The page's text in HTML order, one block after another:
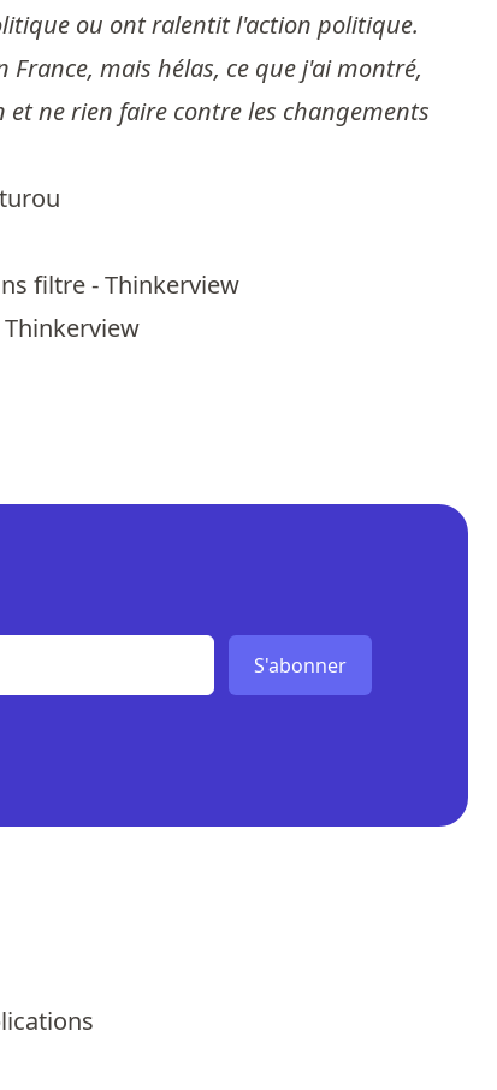
ou ont ralentit l'action politique.
mais hélas, ce que j'ai montré,
ne rien faire contre les changements
filtre - Thinkerview
S'abonner